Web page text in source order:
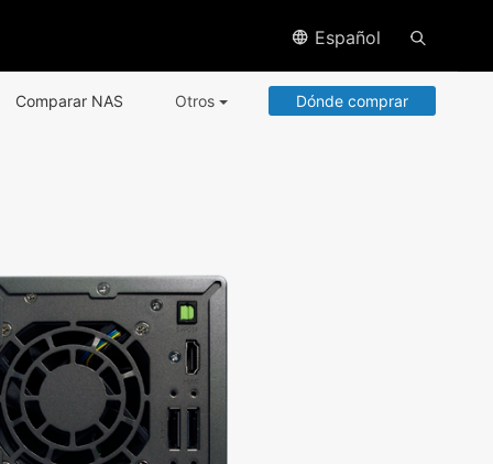
Español
Comparar NAS Otros Dónde comprar